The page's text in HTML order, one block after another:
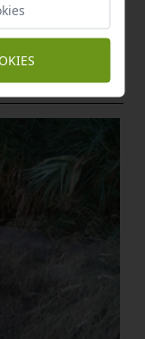
a 1,15 km.